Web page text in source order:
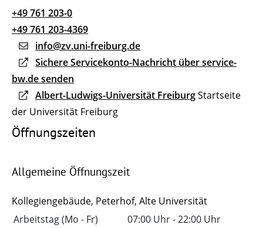
+49 761 203-0
+49 761 203-4369
info@zv.uni-freiburg.de
Sichere Servicekonto-Nachricht über service-
bw.de senden
Albert-Ludwigs-Universität FreiburgStartseite
der Universität Freiburg
Öffnungszeiten
Allgemeine Öffnungszeit
Kollegiengebäude, Peterhof, Alte Universität
Arbeitstag (Mo - Fr)
07:00 Uhr-22:00 Uhr